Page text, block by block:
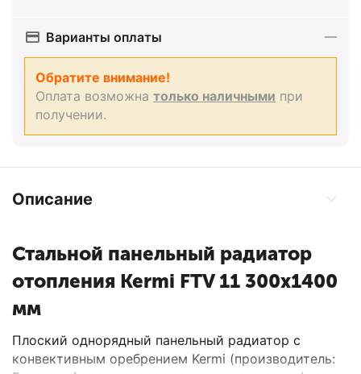
Варианты оплаты
Обратите внимание!
Оплата возможна только наличными при
получении.
Описание
Стальной панельный радиатор
отопления Kermi FTV 11 300x1400
мм
Плоский однорядный панельный радиатор с
конвективным оребрением Kermi (производитель: